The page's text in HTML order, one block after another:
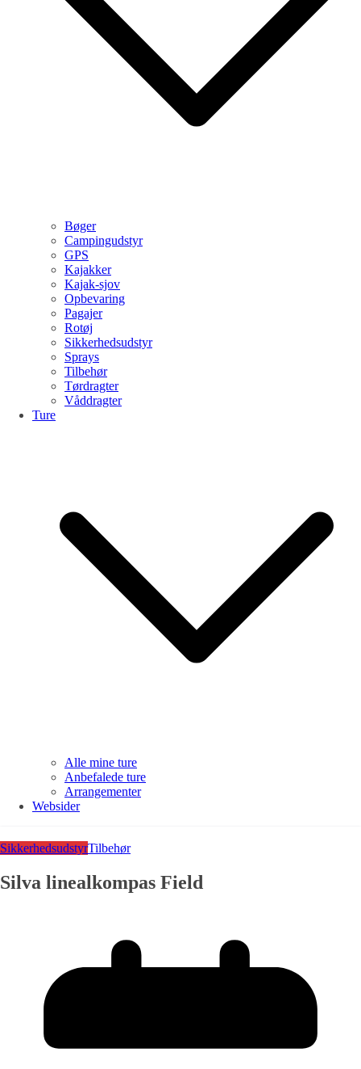
Bøger
Campingudstyr
GPS
Kajakker
Kajak-sjov
Opbevaring
Pagajer
Rotøj
Sikkerhedsudstyr
Sprays
Tilbehør
Tørdragter
Våddragter
Ture
Alle mine ture
Anbefalede ture
Arrangementer
Websider
SikkerhedsudstyrTilbehør
Silva linealkompas Field